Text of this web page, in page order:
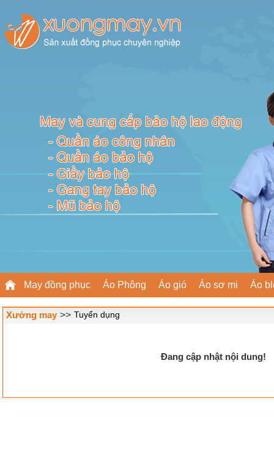
May đồng phục Áo Phông Áo gió Áo sơ mi Áo
Xưởng may >> Tuyển dụng
Đang cập nhật nội dung!